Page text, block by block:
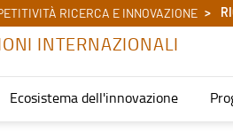
RICERCA E INNOVAZIONE
INTERNAZIONALI
Ecosistema dell'innovazione